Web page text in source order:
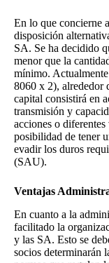
En lo que concierne
disposición
SA. Se ha decidido
menor que la
mínimo.
8060 x 2), alrededor
capital consistirá en
transmisión y
acciones o
posibilidad de tener
evadir los duros
(SAU).
Ventajas
En cuanto a la
facilitado la
y las SA. Esto se
socios determinarán